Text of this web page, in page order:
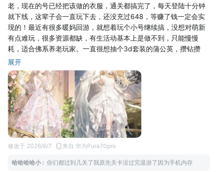
老，现在的号已经把该做的衣服，通关都搞完了，每天登陆十分钟
就下线，这辈子会一直玩下去，还没充过648，等赚了钱一定会实
现的！最近有很多暖妈回游，就想着玩个小号继续搞，没想对萌新
有点难玩，很多资源都缺，有生活动基本上是做不到，只能慢慢
耗，适合佛系养老玩家。一直很想抽个3d套装的蒲公英，攒钻攒
钻，只能等进常驻阁了，到时候估计也得保守攒6w才敢下，不然我
的钻石都白囤了，毕竟现在低于2w就没有安全感，看了下自己的花
钻数量居然有30w，每次攒钻最多到3w就会开始花，像这次复刻的
花嫁扭蛋也是忍住了，本来复刻的第一天就想着为了白月光拿下，
但是因为概率重置，还有四件没抽，觉得还是亏了，就想着还是不
要去花了，毕竟也只是为了遗憾去买单，并且对于不感冒的套装还
是坚定一点，上次联名的古剑奇谭，真的很丑，就因为绝版才忍痛
拿下，结果放着吃灰，虽然背景还能用用，后续还有很多要花钻的
地方，就忍住了，原来有好多扭蛋都是抽了好多部件就停手了，老
月光级别，当时刚出的时候就一直惊艳我，好多我想抽的，一定会
展开
修改于 2026/6/7 来自 华为Pura70pro
哈哈哈哈小 : 你们都过到几关了我原先关卡没过完退游了因为手机内存